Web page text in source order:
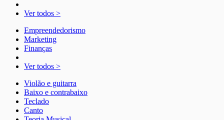
Ver todos >
Empreendedorismo
Marketing
Finanças
Ver todos >
Violão e guitarra
Baixo e contrabaixo
Teclado
Canto